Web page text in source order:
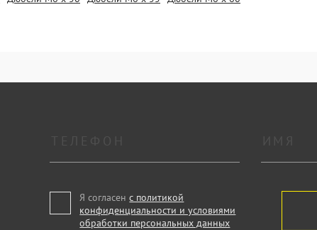
Я согласенс политикой
конфиденциальности и условиями
обработки персональных данных